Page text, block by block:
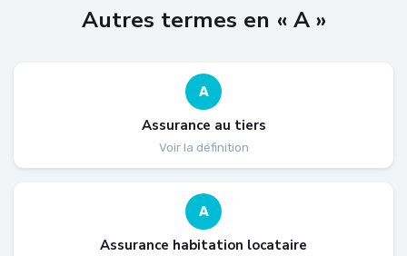
Autres termes en « A »
A
Assurance au tiers
Voir la définition
A
Assurance habitation locataire